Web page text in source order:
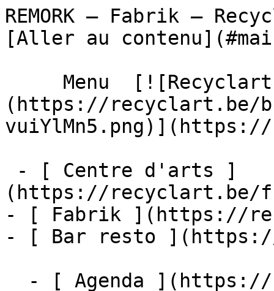
REMORK – Fabrik –
[Aller au
(https://recyclart.be/
(https://recyclart.be/
- [ Fabrik ](https://
- [ Bar resto